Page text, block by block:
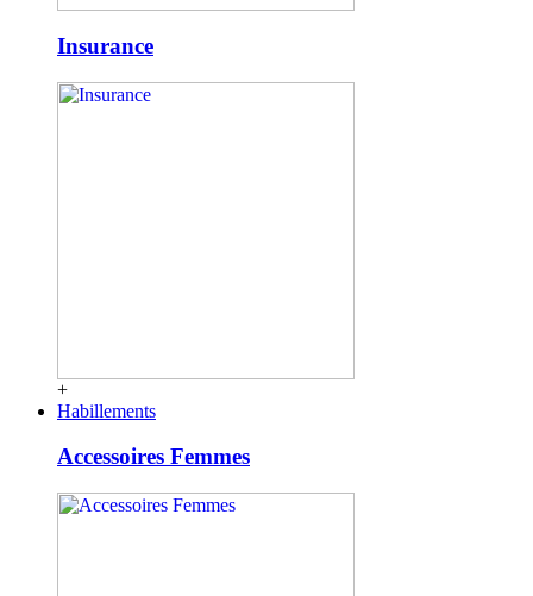
Insurance
+
Habillements
Accessoires Femmes